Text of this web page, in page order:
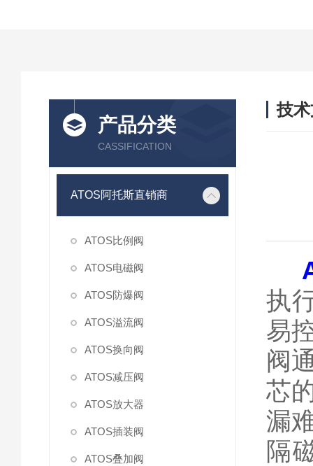
产品分类
CASSIFICATION
ATOS阿托斯直销商
ATOS比例阀
ATOS电磁阀
ATOS防爆阀
ATOS溢流阀
ATOS换向阀
ATOS减压阀
ATOS放大器
ATOS插装阀
ATOS叠加阀
技
执
易
阀
芯
漏
隔